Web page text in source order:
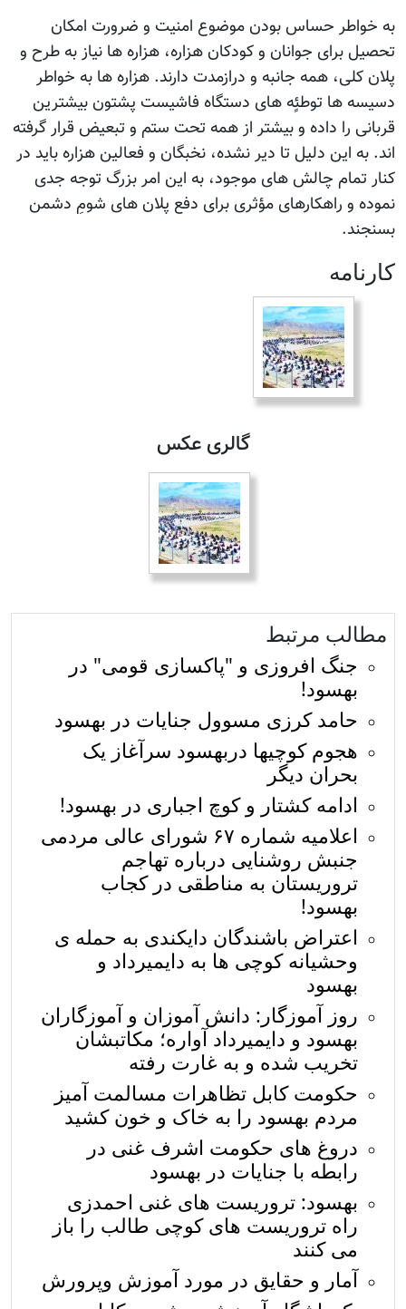
به خواطر حساس بودن موضوع امنیت و ضرورت امکان
تحصیل برای جوانان و کودکان هزاره، هزاره ها نیاز به طرح و
پلان کلی، همه جانبه و درازمدت دارند. هزاره ها به خواطر
دسیسه ها توطئٍه های دستگاه فاشیست پشتون بیشترین
قربانی را داده و بیشتر از همه تحت ستم و تبعیض قرار گرفته
اند. به این دلیل تا دیر نشده، نخبگان و فعالین هزاره باید در
کنار تمام چالش های موجود، به این امر بزرگ توجه جدی
نموده و راهکارهای مؤثری برای دفع پلان های شومِ دشمن
بسنجند.
كارنامه
گالری عکس
مطالب مرتبط
جنگ افروزی و "پاكسازی قومی" در
بهسود!
حامد کرزی مسوول جنایات در بهسود
هجوم کوچیها دربهسود سرآغاز یک
بحران دیگر
ادامه کشتار و کوچ اجباری در بهسود!
اعلامیه شماره ۶۷ شورای عالی مردمی
جنبش روشنایی درباره تهاجم
تروریستان به مناطقی در کجاب
بهسود!
اعتراض باشندگان دایکندی به حمله ی
وحشیانه کوچی ها به دایمیرداد و
بهسود
روز آموزگار: دانش آموزان و آموزگاران
بهسود و دایمیرداد آواره؛ مکاتبشان
تخریب شده و به غارت رفته
حکومت کابل تظاهرات مسالمت آمیز
مردم بهسود را به خاک و خون کشید
دروغ های حکومت اشرف غنی در
رابطه با جنایات در بهسود
بهسود: تروریست های غنی احمدزی
راه تروریست های کوچی طالب را باز
می کنند
آمار و حقايق در مورد آموزش وپرورش